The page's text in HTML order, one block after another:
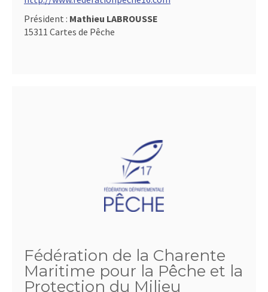
Président : Mathieu LABROUSSE
15311 Cartes de Pêche
Fédération de la Charente
Maritime pour la Pêche et la
Protection du Milieu